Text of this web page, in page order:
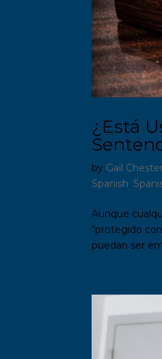
¿Está
by Gail
Spanish,
Aunque
“protegido
puedan ser